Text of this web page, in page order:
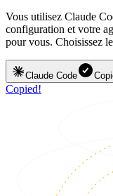
Vous utilisez Claude
configuration et votre
pour vous. Choisissez
Claude Code
Copied!